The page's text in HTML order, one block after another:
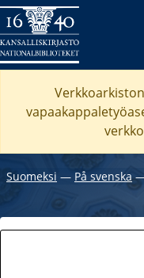
Suomeksi ― På svenska